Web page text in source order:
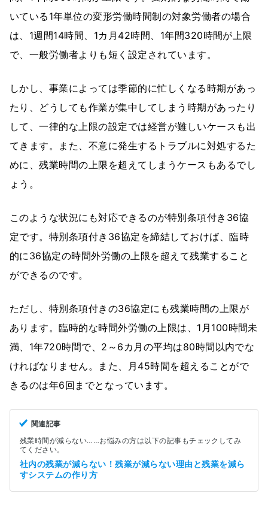
いている1年単位の変形労働時間制の対象労働者の場合
は、1週間14時間、1カ月42時間、1年間320時間が上限
で、一般労働者よりも短く設定されています。
しかし、事業によっては季節的に忙しくなる時期があっ
たり、どうしても作業が集中してしまう時期があったり
して、一律的な上限の設定では経営が難しいケースも出
てきます。また、不意に発生するトラブルに対処するた
めに、残業時間の上限を超えてしまうケースもあるでし
ょう。
このような状況にも対応できるのが特別条項付き36協
定です。特別条項付き36協定を締結しておけば、臨時
的に36協定の時間外労働の上限を超えて残業すること
ができるのです。
ただし、特別条項付きの36協定にも残業時間の上限が
あります。臨時的な時間外労働の上限は、1月100時間未
満、1年720時間で、2～6カ月の平均は80時間以内でな
ければなりません。また、月45時間を超えることがで
きるのは年6回までとなっています。
関連記事
残業時間が減らない……お悩みの方は以下の記事もチェックしてみ
てください。
社内の残業が減らない！残業が減らない理由と残業を減ら
すシステムの作り方